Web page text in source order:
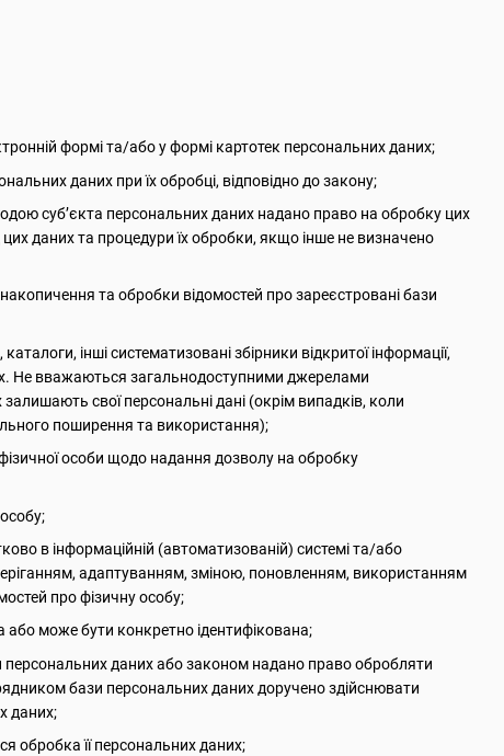
формі та/або у формі картотек персональних даних;
даних при їх обробці, відповідно до закону;
суб’єкта персональних даних надано право на обробку цих
даних та процедури їх обробки, якщо інше не визначено
та обробки відомостей про зареєстровані бази
інші систематизовані збірники відкритої інформації,
Не вважаються загальнодоступними джерелами
свої персональні дані (окрім випадків, коли
поширення та використання);
особи щодо надання дозволу на обробку
в інформаційній (автоматизованій) системі та/або
адаптуванням, зміною, поновленням, використанням
про фізичну особу;
або може бути конкретно ідентифікована;
даних або законом надано право обробляти
бази персональних даних доручено здійснювати
даних;
обробка її персональних даних;